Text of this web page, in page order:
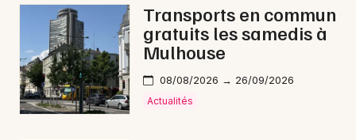
Transports en commun
gratuits les samedis à
Mulhouse
08/08/2026 → 26/09/2026
Actualités